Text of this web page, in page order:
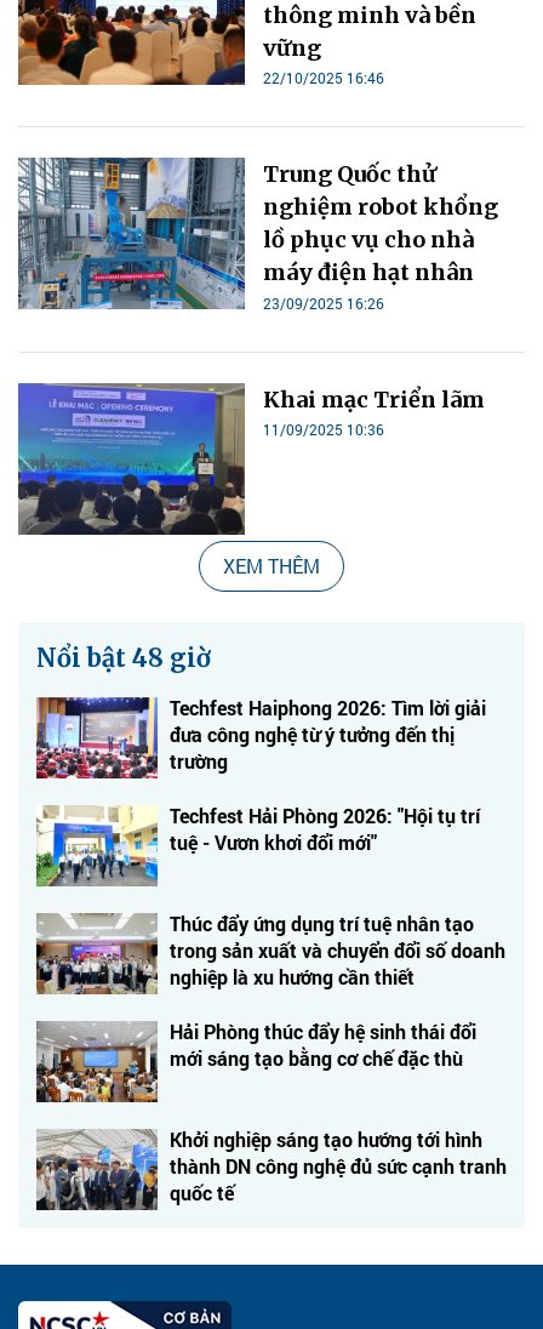
thông minh và bền
vững
22/10/2025 16:46
Trung Quốc thử
nghiệm robot khổng
lồ phục vụ cho nhà
máy điện hạt nhân
23/09/2025 16:26
Khai mạc Triển lãm
11/09/2025 10:36
XEM THÊM
Nổi bật 48 giờ
Techfest Haiphong 2026: Tìm lời giải
đưa công nghệ từ ý tưởng đến thị
trường
Techfest Hải Phòng 2026: "Hội tụ trí
tuệ - Vươn khơi đổi mới"
Thúc đẩy ứng dụng trí tuệ nhân tạo
trong sản xuất và chuyển đổi số doanh
nghiệp là xu hướng cần thiết
Hải Phòng thúc đẩy hệ sinh thái đổi
mới sáng tạo bằng cơ chế đặc thù
Khởi nghiệp sáng tạo hướng tới hình
thành DN công nghệ đủ sức cạnh tranh
quốc tế